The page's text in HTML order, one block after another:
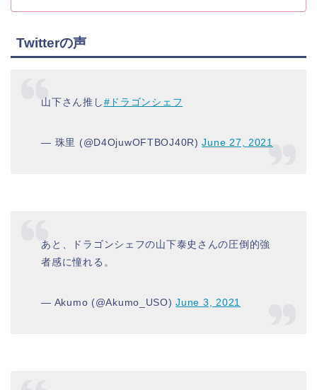
Twitterの声
山下さん推し#ドラゴンシェフ
— 珠里 (@D4OjuwOFTBOJ40R)June 27, 2021
あと、ドラゴンシェフの山下泰史さんの圧倒的強
者感に憧れる。
— Akumo (@Akumo_USO)June 3, 2021